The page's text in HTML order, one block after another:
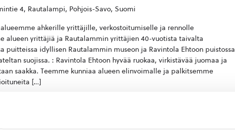
4, Rautalampi, Pohjois-Savo, Suomi
ahkerille yrittäjille, verkostoitumiselle ja rennolle
alueen yrittäjiä ja Rautalammin yrittäjien 40-vuotista taivalta
puitteissa idyllisen Rautalammin museon ja Ravintola Ehtoon puistossa
suojissa. : Ravintola Ehtoon hyvää ruokaa, virkistävää juomaa ja
saakka. Teemme kunniaa alueen elinvoimalle ja palkitsemme
[…]